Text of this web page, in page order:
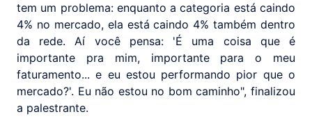
tem um problema: enquanto a categoria está caindo
4% no mercado, ela está caindo 4% também dentro
da rede. Aí você pensa: 'É uma coisa que é
importante pra mim, importante para o meu
faturamento... e eu estou performando pior que o
mercado?'. Eu não estou no bom caminho", finalizou
a palestrante.